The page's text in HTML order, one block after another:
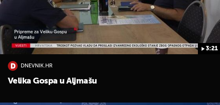
3:21
DNEVNIK.HR
Velika Gospa u Aljmašu